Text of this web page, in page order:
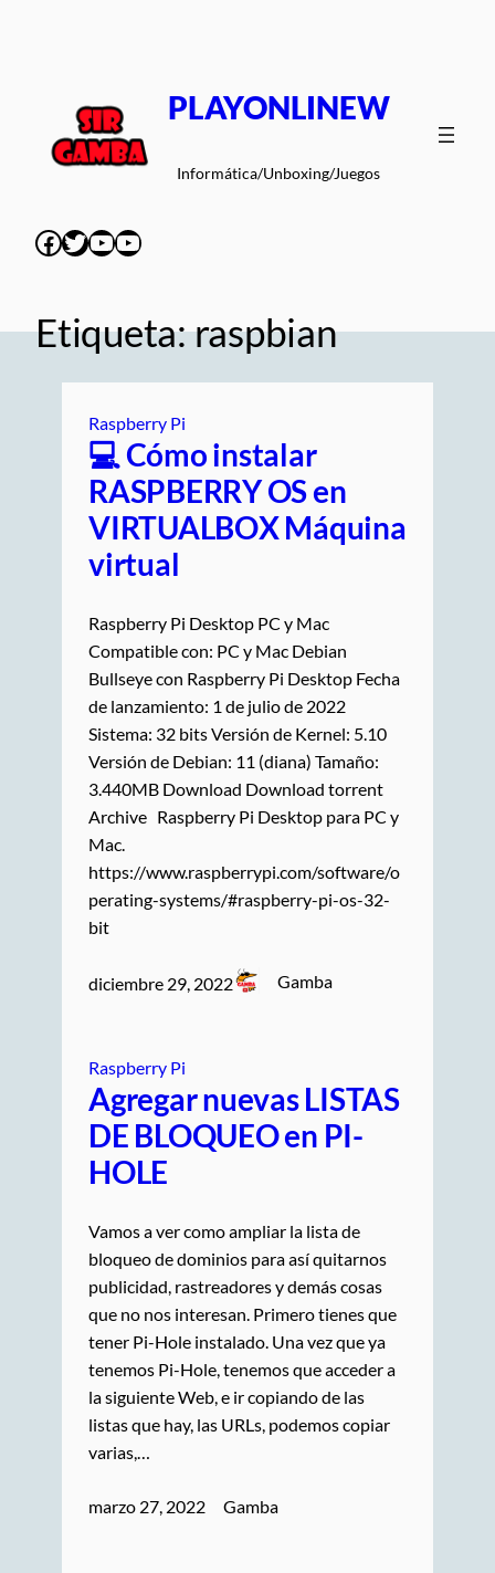
PLAYONLINEW
Informática/Unboxing/Juegos
Facebook
Twitter
YouTube
YouTube
Etiqueta:raspbian
Raspberry Pi
💻 Cómo instalar
RASPBERRY OS en
VIRTUALBOX Máquina
virtual
Raspberry Pi Desktop PC y Mac
Compatible con: PC y Mac Debian
Bullseye con Raspberry Pi Desktop Fecha
de lanzamiento: 1 de julio de 2022
Sistema: 32 bits Versión de Kernel: 5.10
Versión de Debian: 11 (diana) Tamaño:
3.440MB Download Download torrent
Archive Raspberry Pi Desktop para PC y
Mac.
https://www.raspberrypi.com/software/o
perating-systems/#raspberry-pi-os-32-
bit
diciembre 29, 2022 Gamba
Raspberry Pi
Agregar nuevas LISTAS
DE BLOQUEO en PI-
HOLE
Vamos a ver como ampliar la lista de
bloqueo de dominios para así quitarnos
publicidad, rastreadores y demás cosas
que no nos interesan. Primero tienes que
tener Pi-Hole instalado. Una vez que ya
tenemos Pi-Hole, tenemos que acceder a
la siguiente Web, e ir copiando de las
listas que hay, las URLs, podemos copiar
varias,…
marzo 27, 2022 Gamba